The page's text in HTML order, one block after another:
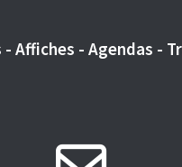
- Agendas -